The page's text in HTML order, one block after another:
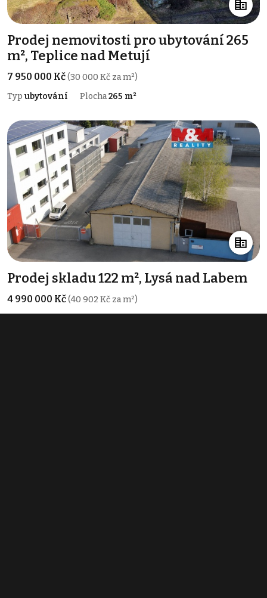
Prodej nemovitosti pro ubytování 265
m², Teplice nad Metují
7 950 000 Kč(30 000 Kč za m²)
Typ ubytování Plocha265 m²
Prodej skladu 122 m², Lysá nad Labem
4 990 000 Kč(40 902 Kč za m²)